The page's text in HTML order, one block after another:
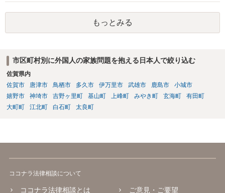
もっとみる
市区町村別に外国人の家族問題を抱える日本人で絞り込む
佐賀県内
佐賀市
唐津市 鳥栖市 多久市 伊万里市 武雄市 鹿島市
小城市
嬉野市
神埼市 吉野ヶ里町 基山町 上峰町 みやき町 玄海町
有田町
大町町
江北町 白石町 太良町
ココナラ法律相談について
ココナラ法律相談とは ご意見・ご要望